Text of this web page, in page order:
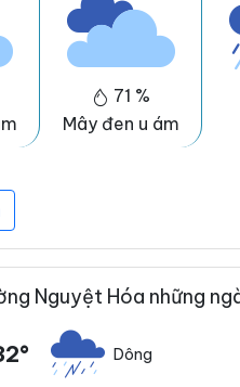
71 %
Mây đen u ám
Nguyệt Hóa những
Dông